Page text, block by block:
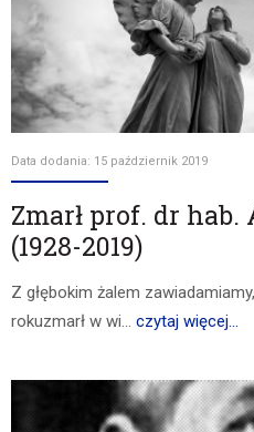
Data dodania: 15 październik 2019
Zmarł prof. dr
(1928-2019)
Z głębokim żalem
rokuzmarł w wi... czytaj więcej...